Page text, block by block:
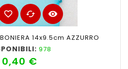
favorite_border cached visibility
14x9.5cm AZZURRO
978
0,40 €Prezzo